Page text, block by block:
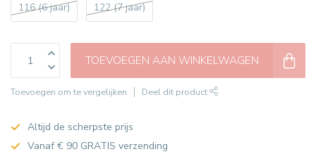
116 (6 jaar) 122 (7 jaar)
TOEVOEGEN AAN WINKELWAGEN
Toevoegen om te vergelijken Deel dit product
Altijd de scherpste prijs
Vanaf € 90 GRATIS verzending